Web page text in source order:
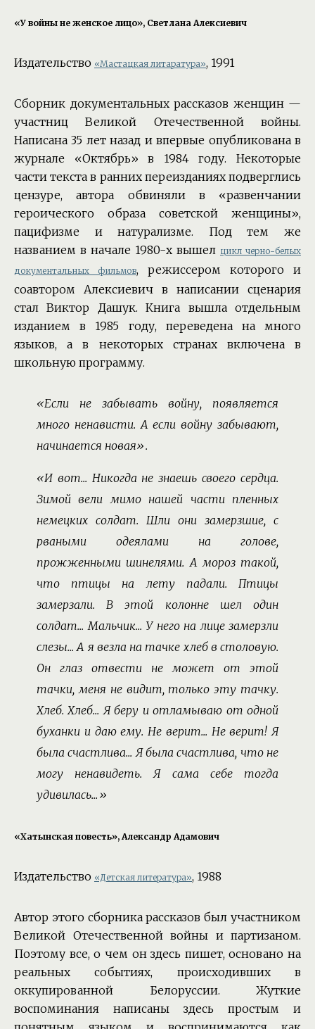
«У войны не женское лицо», Светлана Алексиевич
Издательство «Мастацкая литаратура», 1991
Сборник документальных рассказов женщин —
участниц Великой Отечественной войны.
Написана 35 лет назад и впервые опубликована в
журнале «Октябрь» в 1984 году. Некоторые
части текста в ранних переизданиях подверглись
цензуре, автора обвиняли в «развенчании
героического образа советской женщины»,
пацифизме и натурализме. Под тем же
названием в начале 1980-х вышел цикл черно-белых
документальных фильмов, режиссером которого и
соавтором Алексиевич в написании сценария
стал Виктор Дашук. Книга вышла отдельным
изданием в 1985 году, переведена на много
языков, а в некоторых странах включена в
школьную программу.
«Если не забывать войну, появляется
много ненависти. А если войну забывают,
начинается новая».
«И вот... Никогда не знаешь своего сердца.
Зимой вели мимо нашей части пленных
немецких солдат. Шли они замерзшие, с
рваными одеялами на голове,
прожженными шинелями. А мороз такой,
что птицы на лету падали. Птицы
замерзали. В этой колонне шел один
солдат... Мальчик... У него на лице замерзли
слезы... А я везла на тачке хлеб в столовую.
Он глаз отвести не может от этой
тачки, меня не видит, только эту тачку.
Хлеб. Хлеб... Я беру и отламываю от одной
буханки и даю ему. Не верит... Не верит! Я
была счастлива... Я была счастлива, что не
могу ненавидеть. Я сама себе тогда
удивилась...»
«Хатынская повесть», Александр Адамович
Издательство «Детская литература», 1988
Автор этого сборника рассказов был участником
Великой Отечественной войны и партизаном.
Поэтому все, о чем он здесь пишет, основано на
реальных событиях, происходивших в
оккупированной Белоруссии. Жуткие
воспоминания написаны здесь простым и